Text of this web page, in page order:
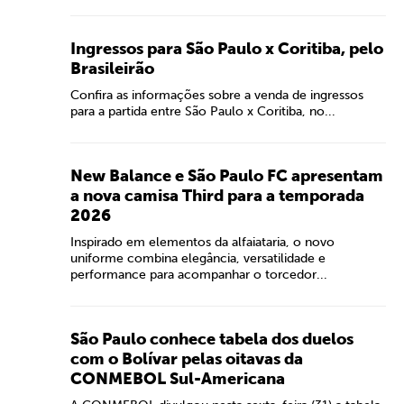
Ingressos para São Paulo x Coritiba, pelo
Brasileirão
Confira as informações sobre a venda de ingressos
para a partida entre São Paulo x Coritiba, no...
New Balance e São Paulo FC apresentam
a nova camisa Third para a temporada
2026
Inspirado em elementos da alfaiataria, o novo
uniforme combina elegância, versatilidade e
performance para acompanhar o torcedor...
São Paulo conhece tabela dos duelos
com o Bolívar pelas oitavas da
CONMEBOL Sul-Americana